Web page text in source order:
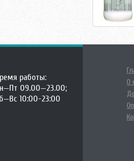
работы:
09.00—23.00;
10:00-23:00
О